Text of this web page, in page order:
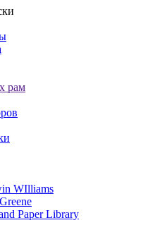
рам
WIlliams
Paper Library